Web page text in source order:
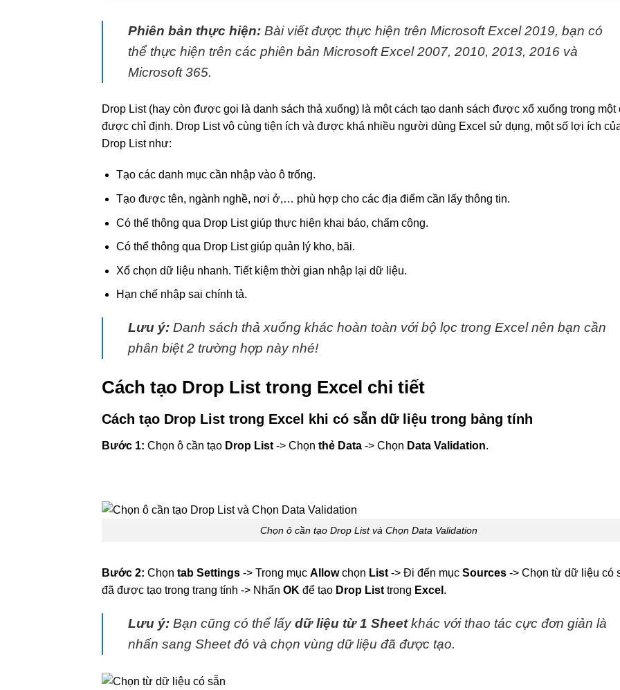
Phiên bản thực hiện: Bài viết được thực hiện trên Microsoft Excel 2019, bạn có
thể thực hiện trên các phiên bản Microsoft Excel 2007, 2010, 2013, 2016 và
Microsoft 365.
Drop List (hay còn được gọi là danh sách thả xuống) là một cách tạo danh sách được xổ xuống trong một
được chỉ định. Drop List vô cùng tiện ích và được khá nhiều người dùng Excel sử dụng, một số lợi ích
Drop List như:
Tạo các danh mục cần nhập vào ô trống.
Tạo được tên, ngành nghề, nơi ở,… phù hợp cho các địa điểm cần lấy thông tin.
Có thể thông qua Drop List giúp thực hiện khai báo, chấm công.
Có thể thông qua Drop List giúp quản lý kho, bãi.
Xổ chọn dữ liệu nhanh. Tiết kiệm thời gian nhập lại dữ liệu.
Hạn chế nhập sai chính tả.
Lưu ý: Danh sách thả xuống khác hoàn toàn với bộ lọc trong Excel nên bạn cần
phân biệt 2 trường hợp này nhé!
Cách tạo Drop List trong Excel chi tiết
Cách tạo Drop List trong Excel khi có sẵn dữ liệu trong bảng tính
Bước 1: Chọn ô cần tạo Drop List -> Chọn thẻ Data -> Chọn Data Validation.
Chọn ô cần tạo Drop List và Chọn Data Validation
Bước 2: Chọn tab Settings -> Trong mục Allowchọn List -> Đi đến mục Sources -> Chọn từ dữ liệu có
đã được tạo trong trang tính -> Nhấn OK để tạo Drop List trong Excel .
Lưu ý: Bạn cũng có thể lấydữ liệu từ 1 Sheetkhác với thao tác cực đơn giản là
nhấn sang Sheet đó và chọn vùng dữ liệu đã được tạo.